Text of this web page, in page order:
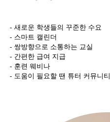
- 새로운 학생들의 꾸준한 수요
- 스마트 캘린더
- 쌍방향으로 소통하는 교실
- 간편한 급여 지급
- 훈련 웨비나
- 도움이 필요할 땐 튜터 커뮤니